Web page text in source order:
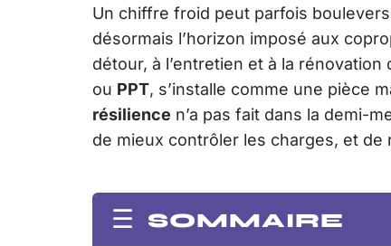
Un chiffre froid peut parfois
désormais l’horizon imposé aux
détour, à l’entretien et à la rénovation
ou PPT, s’installe comme une pièce
résilience n’a pas fait dans la demi-
de mieux contrôler les charges, et de
SOMMAIRE